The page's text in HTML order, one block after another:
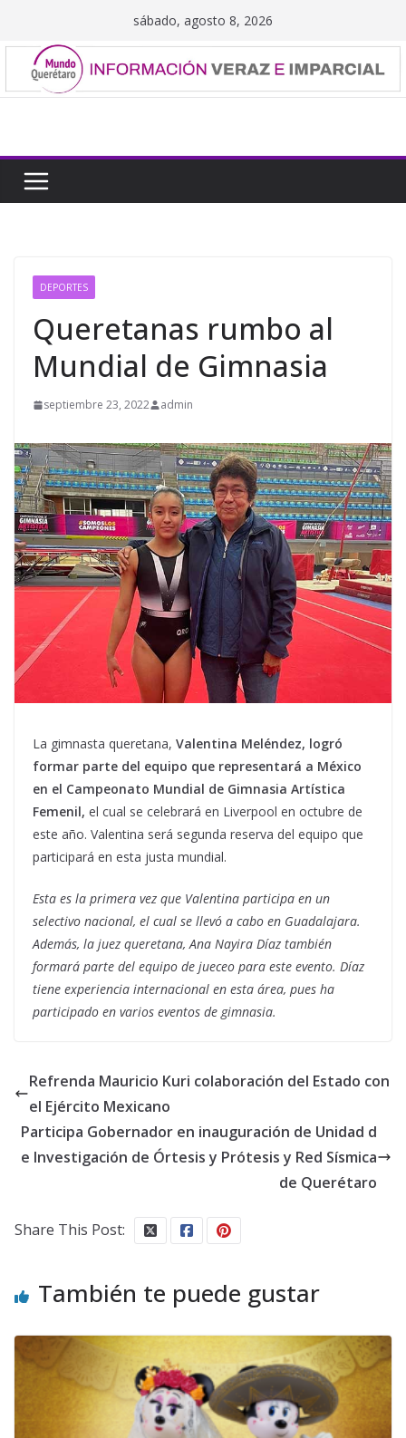
contenido
sábado, agosto 8, 2026
DEPORTES
Queretanas rumbo al
Mundial de Gimnasia
septiembre 23, 2022 admin
La gimnasta queretana, Valentina Meléndez, logró
formar parte del equipo que representará a México
en el Campeonato Mundial de Gimnasia Artística
Femenil, el cual se celebrará en Liverpool en octubre de
este año. Valentina será segunda reserva del equipo que
participará en esta justa mundial.
Esta es la primera vez que Valentina participa en un
selectivo nacional, el cual se llevó a cabo en Guadalajara.
Además, la juez queretana, Ana Nayira Díaz también
formará parte del equipo de jueceo para este evento. Díaz
tiene experiencia internacional en esta área, pues ha
participado en varios eventos de gimnasia.
Refrenda Mauricio Kuri colaboración del Estado con
el Ejército Mexicano
Participa Gobernador en inauguración de Unidad d
e Investigación de Órtesis y Prótesis y Red Sísmica
de Querétaro
Share This Post:
También te puede gustar